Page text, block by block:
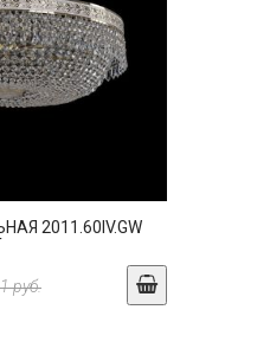
2011.60IV.GW
руб.